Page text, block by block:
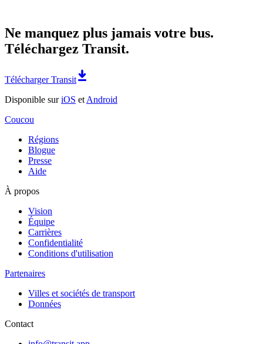
Ne manquez plus jamais votre bus.
Téléchargez Transit.
Télécharger Transit
Disponible suriOS et Android
Coucou
Régions
Blogue
Presse
Aide
À propos
Vision
Équipe
Carrières
Confidentialité
Conditions d'utilisation
Partenaires
Villes et sociétés de transport
Données
Contact